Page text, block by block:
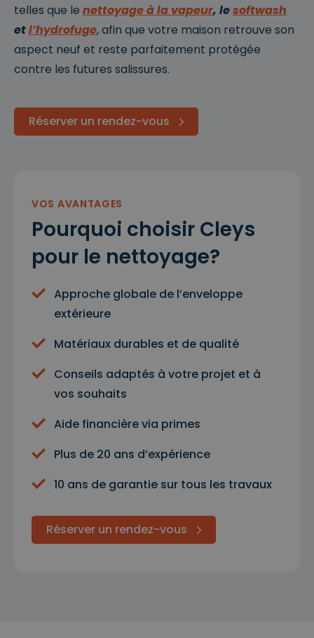
telles que le nettoyage à la vapeur, lesoftwash
etl’hydrofuge, afin que votre maison retrouve son
aspect neuf et reste parfaitement protégée
contre les futures salissures.
Réserver un rendez-vous
VOS AVANTAGES
Pourquoi choisir Cleys
pour le nettoyage?
Approche globale de l’enveloppe
extérieure
Matériaux durables et de qualité
Conseils adaptés à votre projet et à
vos souhaits
Aide financière via primes
Plus de 20 ans d’expérience
10 ans de garantie sur tous les travaux
Réserver un rendez-vous